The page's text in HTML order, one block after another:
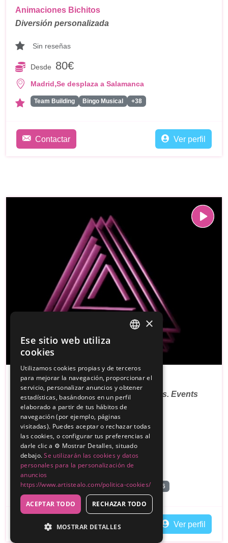
Animaciones Bichitos
Diversión personalizada
Sin reseñas
Desde 80€
Madrid,Se desplaza a Salamanca
Team Building Bingo Musical +38
Contactar Ver perfil
PREMIUM
Conectandoarte
Todo lo que necesitas para tus eventos. Events
Planners.
Sin reseñas
Desde 200€
Cádiz,Se desplaza a Salamanca
Animadores De Fiestas Para Adultos Miniferia +86
Contactar Ver perfil
×
Ese sitio web utiliza
cookies
Utilizamos cookies propias y de terceros
para mejorar la navegación, proporcionar el
servicio, personalizar anuncios y obtener
estadísticas, basándonos en un perfil
elaborado a partir de tus hábitos de
navegación (por ejemplo, páginas
visitadas). Puedes aceptar o rechazar todas
las cookies, o configurar tus preferencias al
darle clic a ⚙️ Mostrar Detalles, situado
debajo.Se utilizarán las cookies y datos
personales para la personalización de
anuncios
https://www.artistealo.com/politica-cookies/
ACEPTAR TODO RECHAZAR TODO
MOSTRAR DETALLES